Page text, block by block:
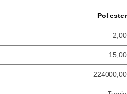
Poliester
2,00
15,00
224000,00